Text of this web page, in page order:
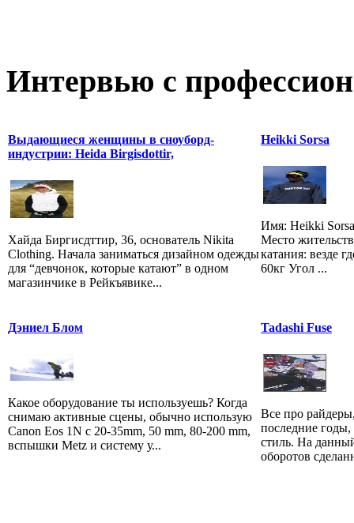
Интервью с
Выдающиеся женщины в сноуборд-
индустрии: Heida Birgisdottir,
Хайда Биргисдттир, 36, основатель Nikita
Clothing. Начала заниматься дизайном одежды
для “девчонок, которые катают” в одном
магазинчике в Рейкъявике...
Heikki Sorsa
Имя: Heikki
Место
катания: везде
60кг Угол ...
Дэниел Блом
Какое оборудование ты используешь? Когда
снимаю активные сцены, обычно использую
Canon Eos 1N c 20-35mm, 50 mm, 80-200 mm,
вспышки Metz и систему у...
Tadashi Fuse
Все про
последние
стиль. На
оборотов